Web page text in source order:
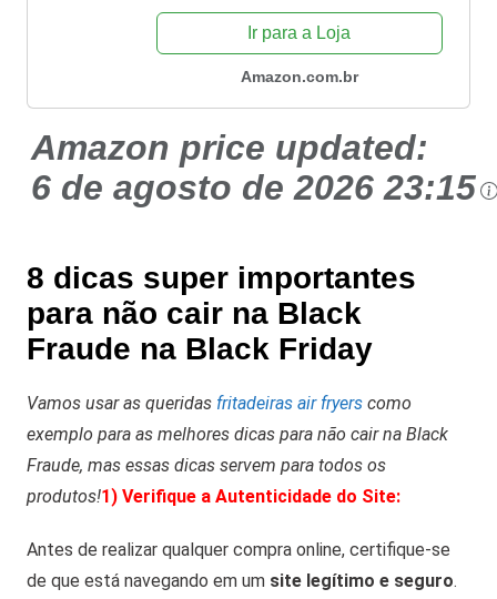
Ir para a Loja
Amazon.com.br
Amazon price updated:
6 de agosto de 2026 23:15
8 dicas super importantes
para não cair na Black
Fraude na Black Friday
Vamos usar as queridas fritadeiras air fryers como
exemplo para as melhores dicas para não cair na Black
Fraude, mas essas dicas servem para todos os
produtos!1) Verifique a Autenticidade do Site:
Antes de realizar qualquer compra online, certifique-se
de que está navegando em um site legítimo e seguro.